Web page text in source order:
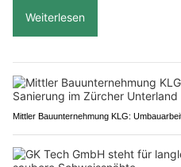
Weiterlesen
Mittler Bauunternehmung KLG: